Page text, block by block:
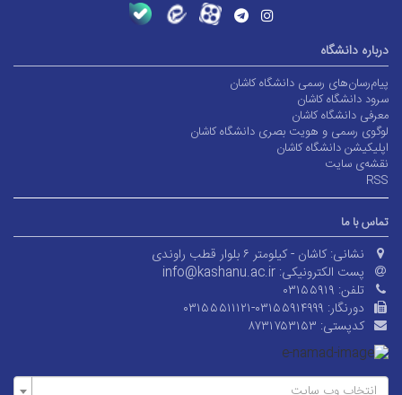
درباره دانشگاه
پیام‌رسان‌های رسمی دانشگاه کاشان
سرود دانشگاه کاشان
معرفی دانشگاه کاشان
لوگوی رسمی و هویت بصری دانشگاه کاشان
اپلیکیشن دانشگاه کاشان
نقشه‌ی سایت
RSS
تماس با ما
نشانی: کاشان - کیلومتر ۶ بلوار قطب راوندی
پست الکترونیکی: info@kashanu.ac.ir
تلفن: ۰۳۱۵۵۹۱۹
دورنگار: ۰۳۱۵۵۵۱۱۱۲۱-۰۳۱۵۵۹۱۴۹۹۹
کدپستی: ۸۷۳۱۷۵۳۱۵۳